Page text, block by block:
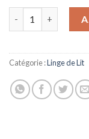
Catégorie :Linge de Lit